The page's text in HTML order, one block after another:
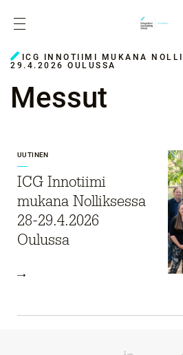
ICG INNOTIIMI MUKANA
29.4.2026 OULUSSA
Messut
UUTINEN
ICG Innotiimi
mukana Nolliksessa
28-29.4.2026
Oulussa